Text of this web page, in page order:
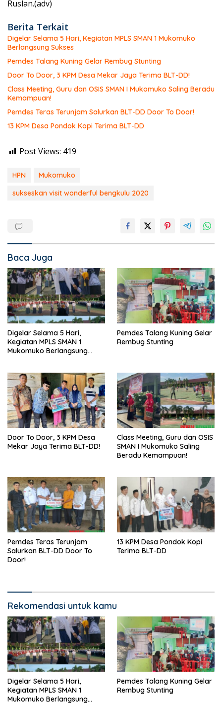
Ruslan.(adv)
Berita Terkait
Digelar Selama 5 Hari, Kegiatan MPLS SMAN 1 Mukomuko
Berlangsung Sukses
Pemdes Talang Kuning Gelar Rembug Stunting
Door To Door, 3 KPM Desa Mekar Jaya Terima BLT-DD!
Class Meeting, Guru dan OSIS SMAN I Mukomuko Saling Beradu
Kemampuan!
Pemdes Teras Terunjam Salurkan BLT-DD Door To Door!
13 KPM Desa Pondok Kopi Terima BLT-DD
Post Views: 419
HPN
Mukomuko
sukseskan visit wonderful bengkulu 2020
Baca Juga
Digelar Selama 5 Hari,
Kegiatan MPLS SMAN 1
Mukomuko Berlangsung
Pemdes Talang Kuning Gelar
Rembug Stunting
Door To Door, 3 KPM Desa
Mekar Jaya Terima BLT-DD!
Class Meeting, Guru dan OSIS
SMAN I Mukomuko Saling
Beradu Kemampuan!
Pemdes Teras Terunjam
Salurkan BLT-DD Door To
Door!
13 KPM Desa Pondok Kopi
Terima BLT-DD
Rekomendasi untuk kamu
Digelar Selama 5 Hari,
Kegiatan MPLS SMAN 1
Mukomuko Berlangsung
Pemdes Talang Kuning Gelar
Rembug Stunting